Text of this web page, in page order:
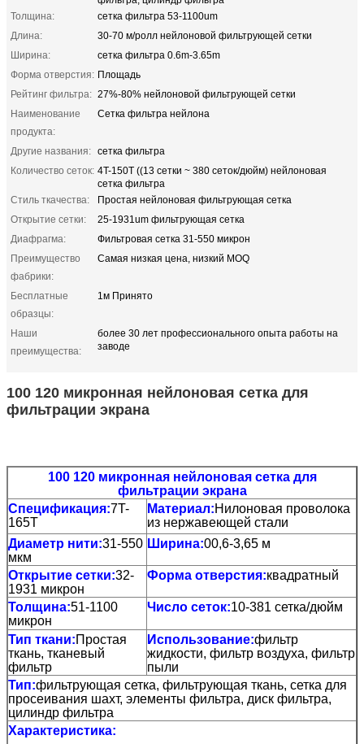
Толщина:
сетка фильтра 53-1100um
Длина:
30-70 м/ролл нейлоновой фильтрующей сетки
Ширина:
сетка фильтра 0.6m-3.65m
Форма отверстия: Площадь
Рейтинг фильтра: 27%-80% нейлоновой фильтрующей сетки
Наименование
продукта:
Сетка фильтра нейлона
Другие названия: сетка фильтра
Количество сеток: 4T-150T ((13 сетки ~ 380 сеток/дюйм) нейлоновая
сетка фильтра
Стиль ткачества:
Простая нейлоновая фильтрующая сетка
Открытие сетки:
25-1931um фильтрующая сетка
Диафрагма:
Фильтровая сетка 31-550 микрон
Преимущество
фабрики:
Самая низкая цена, низкий MOQ
Бесплатные
образцы:
1м Принято
Наши
преимущества:
более 30 лет профессионального опыта работы на
заводе
100 120 микронная нейлоновая сетка для
фильтрации экрана
100 120 микронная нейлоновая сетка для
фильтрации экрана
Спецификация:7T-
165T
Материал:Нилоновая проволока
из нержавеющей стали
Диаметр нити:31-550
мкм
Ширина:00,6-3,65 м
Открытие сетки:32-
1931 микрон
Форма отверстия:квадратный
Толщина:51-1100
микрон
Число сеток:10-381 сетка/дюйм
Тип ткани:Простая
ткань, тканевый
фильтр
Использование:фильтр
жидкости, фильтр воздуха, фильтр
пыли
Тип:фильтрующая сетка, фильтрующая ткань, сетка для
просеивания шахт, элементы фильтра, диск фильтра,
цилиндр фильтра
Характеристика: